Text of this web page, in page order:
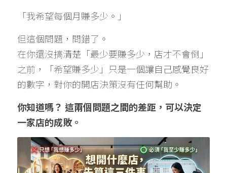
「我希望每個月賺多少。」
但這個問題，問錯了。
在你還沒搞清楚「最少要賺多少，店才不會倒」
之前，「希望賺多少」只是一個讓自己感覺良好
的數字，對你的開店決策沒有任何幫助。
你知道嗎？ 這兩個問題之間的差距，可以決定
一家店的成敗。